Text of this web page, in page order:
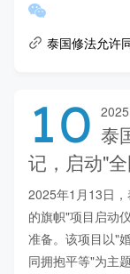
泰国修法允许
10 泰
记，启动"
2025年1月13日
的旗帜"项目启动
准备。该项目以"
同拥抱平等"为主